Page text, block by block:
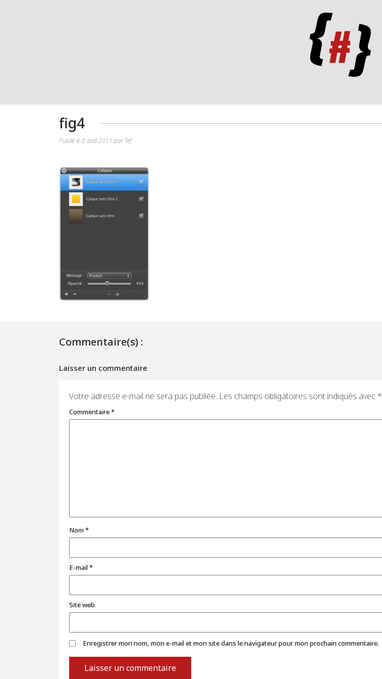
fig4
Publié le 8 avril 2011 par Tef
Commentaire(s) :
Laisser un commentaire
Votre adresse e-mail ne sera pas publiée. Les champs obligatoires sont indiqués avec *
Commentaire*
Nom*
E-mail*
Site web
Enregistrer mon nom, mon e-mail et mon site dans le navigateur pour mon prochain commentaire.